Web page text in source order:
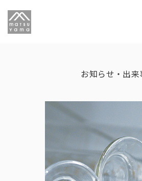
お知らせ・出来